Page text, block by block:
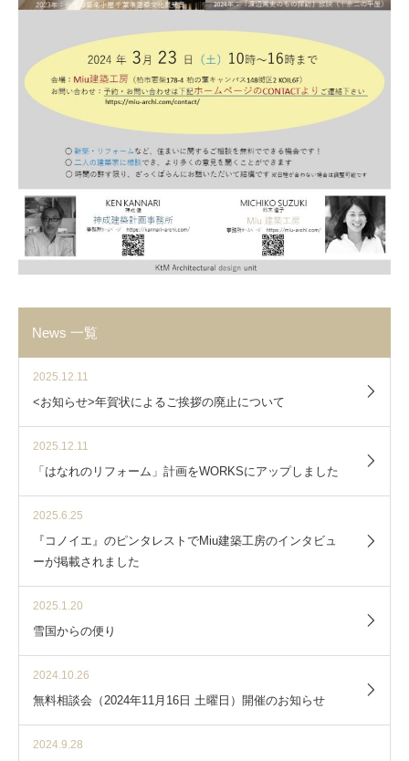
News 一覧
2025.12.11
<お知らせ>年賀状によるご挨拶の廃止について
2025.12.11
「はなれのリフォーム」計画をWORKSにアップしました
2025.6.25
『コノイエ』のピンタレストでMiu建築工房のインタビュ
ーが掲載されました
2025.1.20
雪国からの便り
2024.10.26
無料相談会（2024年11月16日 土曜日）開催のお知らせ
2024.9.28